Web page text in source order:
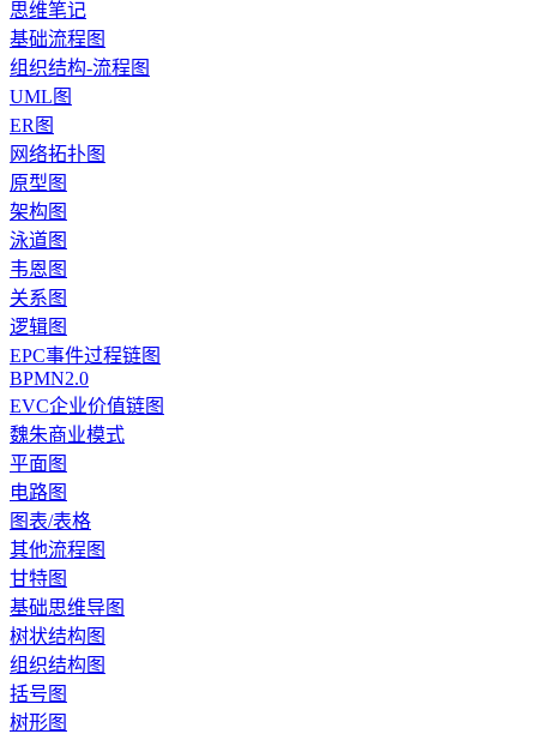
思维笔记
基础流程图
组织结构-流程图
UML图
ER图
网络拓扑图
原型图
架构图
泳道图
韦恩图
关系图
逻辑图
EPC事件过程链图
BPMN2.0
EVC企业价值链图
魏朱商业模式
平面图
电路图
图表/表格
其他流程图
甘特图
基础思维导图
树状结构图
组织结构图
括号图
树形图